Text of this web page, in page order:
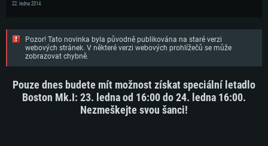
22. ledna 2014
Pozor! Tato novinka byla původně publikována na staré verzi
webových stránek. V některé verzi webových prohlížečů se může
zobrazovat chybně.
Pouze dnes budete mít možnost získat speciální letadlo
Boston Mk.I: 23. ledna od 16:00 do 24. ledna 16:00.
Nezmeškejte svou šanci!